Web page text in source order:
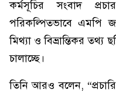
কর্মসূচির সংবাদ
পরিকল্পিতভাবে এমপি
মিথ্যা ও বিভ্রান্তিকর তথ্য
চালাচ্ছে।
তিনি আরও বলেন,